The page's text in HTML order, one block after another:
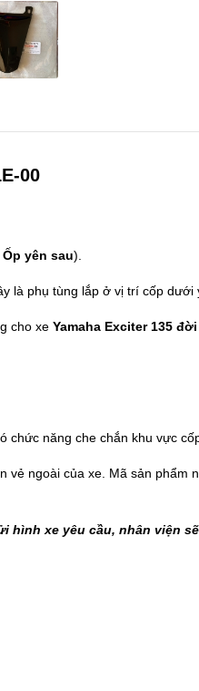
00
Ốp yên sau).
là phụ tùng lắp ở vị trí cốp dưới
cho xe Yamaha Exciter 135
chức năng che chắn khu vực
vẻ ngoài của xe. Mã sản
hình xe yêu cầu, nhân viện